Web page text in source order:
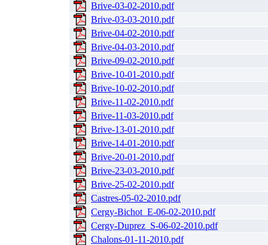
Brive-03-02-2010.pdf
Brive-03-03-2010.pdf
Brive-04-02-2010.pdf
Brive-04-03-2010.pdf
Brive-09-02-2010.pdf
Brive-10-01-2010.pdf
Brive-10-02-2010.pdf
Brive-11-02-2010.pdf
Brive-11-03-2010.pdf
Brive-13-01-2010.pdf
Brive-14-01-2010.pdf
Brive-20-01-2010.pdf
Brive-23-03-2010.pdf
Brive-25-02-2010.pdf
Castres-05-02-2010.pdf
Cergy-Bichot_E-06-02-2010.pdf
Cergy-Duprez_S-06-02-2010.pdf
Chalons-01-11-2010.pdf